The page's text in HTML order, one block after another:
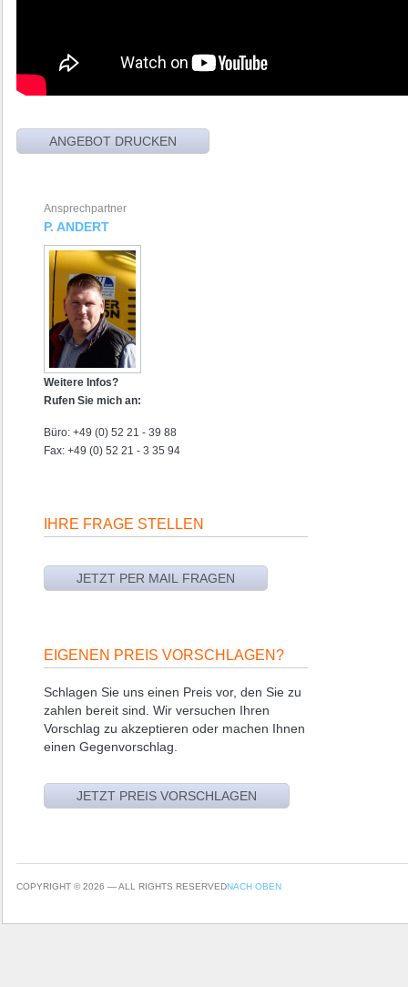
Ansprechpartner
P. ANDERT
Weitere Infos?
Rufen Sie mich an:
Büro: +49 (0) 52 21 - 39 88
Fax: +49 (0) 52 21 - 3 35 94
IHRE FRAGE STELLEN
EIGENEN PREIS VORSCHLAGEN?
Schlagen Sie uns einen Preis vor, den Sie zu
zahlen bereit sind. Wir versuchen Ihren
Vorschlag zu akzeptieren oder machen Ihnen
einen Gegenvorschlag.
COPYRIGHT © 2026 — ALL RIGHTS RESERVEDNACH OBEN